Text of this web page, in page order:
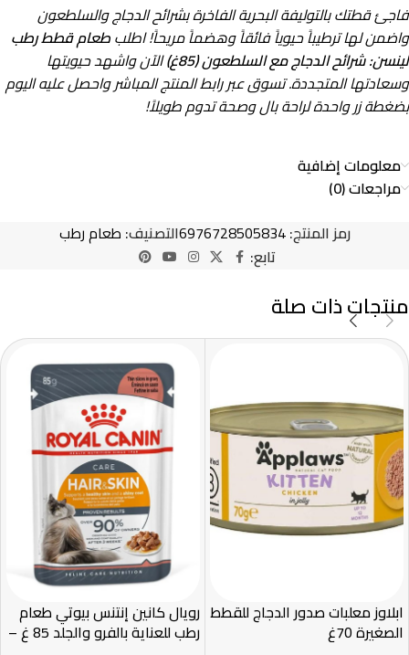
فاجئ قطتك بالتوليفة البحرية الفاخرة بشرائح الدجاج والسلطعون
واضمن لها ترطيباً حيوياً فائقاً وهضماً مريحاً! اطلبطعام قطط رطب
لينسن: شرائح الدجاج مع السلطعون (85غ)
الآن واشهد حيويتها
وسعادتها المتجددة. تسوق عبر رابط المنتج المباشر واحصل عليه اليوم
بضغطة زر واحدة لراحة بال وصحة تدوم طويلاً!
معلومات إضافية
مراجعات (0)
رمز المنتج:6976728505834التصنيف: طعام رطب
تابع:
منتجات ذات صلة
ابلاوز معلبات صدور الدجاج للقطط
الصغيرة 70غ
رويال كانين إنتنس بيوتي طعام
رطب للعناية بالفرو والجلد 85 غ –